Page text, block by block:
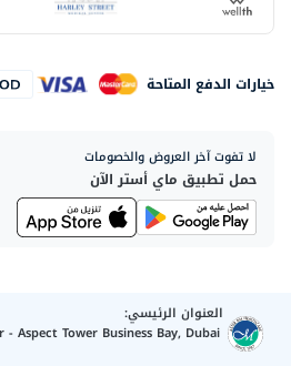
خيارات الدفع المتاحة
لا تفوت آخر العروض والخصومات
حمل تطبيق ماي أستر الآن
العنوان الرئيسي:
Aspect Tower Business Bay, Dubai